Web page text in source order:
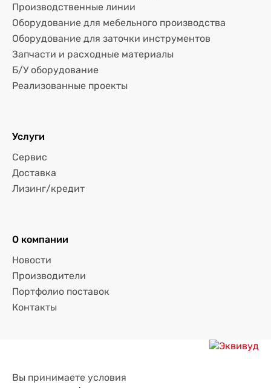
Производственные линии
Оборудование для мебельного производства
Оборудование для заточки инструментов
Запчасти и расходные материалы
Б/У оборудование
Реализованные проекты
Услуги
Сервис
Доставка
Лизинг/кредит
О компании
Новости
Производители
Портфолио поставок
Контакты
Вы принимаете условия